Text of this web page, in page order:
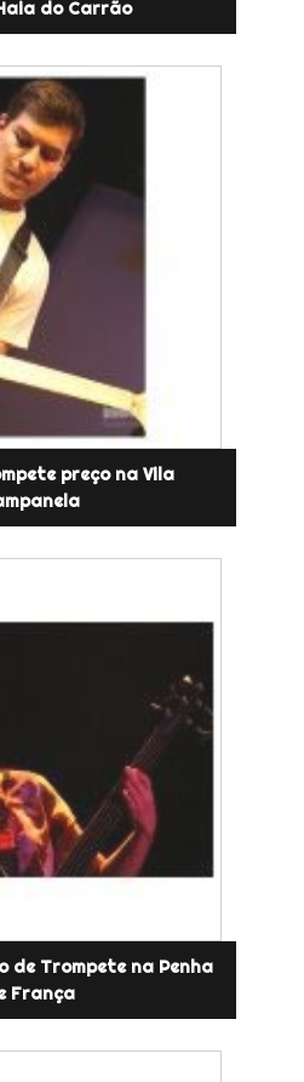
do Carrão
preço na Vila
de Trompete na Penha
França